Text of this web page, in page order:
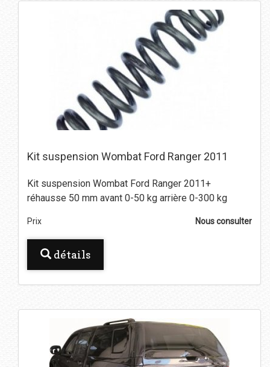
Kit suspension Wombat Ford Ranger 2011
Kit suspension Wombat Ford Ranger 2011+
réhausse 50 mm avant 0-50 kg arrière 0-300 kg
Prix Nous consulter
détails